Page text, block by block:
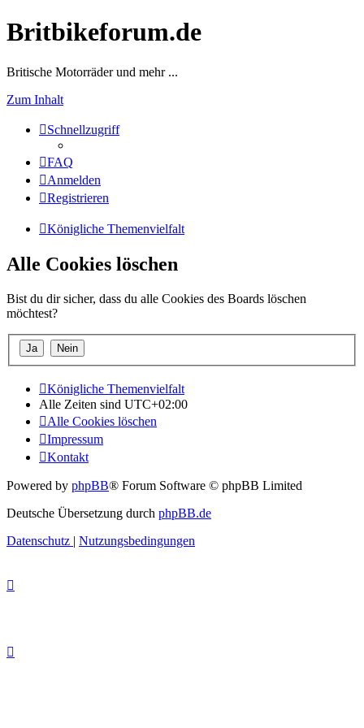
Britbikeforum.de
Britische Motorräder und mehr ...
Zum Inhalt
Schnellzugriff
FAQ
Anmelden
Registrieren
Königliche Themenvielfalt
Alle Cookies löschen
Bist du dir sicher, dass du alle Cookies des Boards löschen
möchtest?
Königliche Themenvielfalt
Alle Zeiten sind UTC+02:00
Alle Cookies löschen
Impressum
Kontakt
Powered by phpBB® Forum Software © phpBB Limited
Deutsche Übersetzung durch phpBB.de
Datenschutz | Nutzungsbedingungen